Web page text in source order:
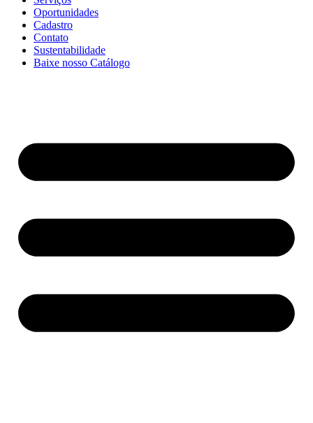
Oportunidades
Cadastro
Contato
Sustentabilidade
Baixe nosso Catálogo